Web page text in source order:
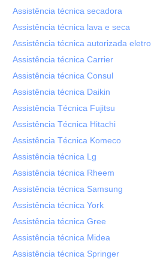
Assistência técnica secadora
Assistência técnica lava e seca
Assistência técnica autorizada
Assistência técnica Carrier
Assistência técnica Consul
Assistência técnica Daikin
Assistência Técnica Fujitsu
Assistência Técnica Hitachi
Assistência Técnica Komeco
Assistência técnica Lg
Assistência técnica Rheem
Assistência técnica Samsung
Assistência técnica York
Assistência técnica Gree
Assistência técnica Midea
Assistência técnica Springer